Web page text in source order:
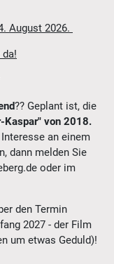
August 2026.
?? Geplant ist, die
Kaspar" von 2018.
an einem
dann melden Sie
oder im
den Termin
2027 - der Film
um etwas Geduld)!